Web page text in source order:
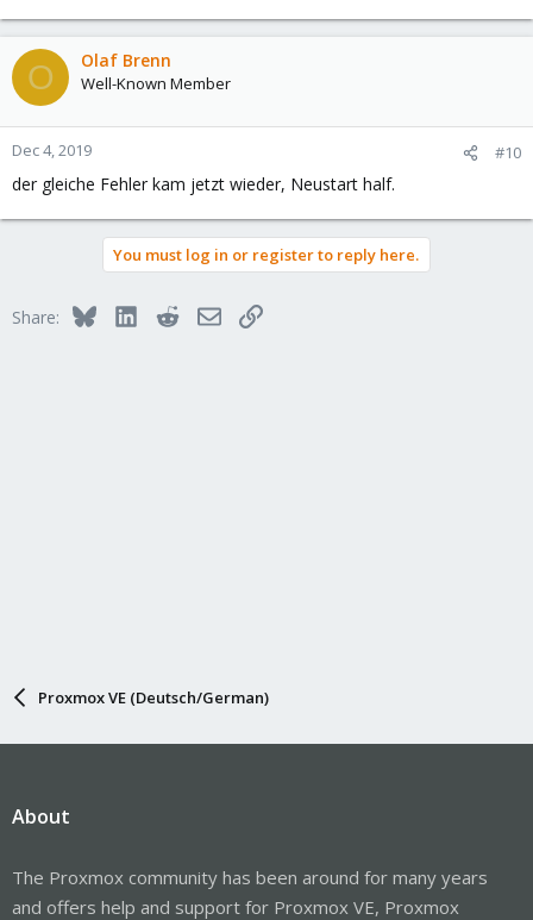
O Olaf Brenn
Well-Known Member
Dec 4, 2019 #10
der gleiche Fehler kam jetzt wieder, Neustart half.
You must log in or register to reply here.
Share: BlueskyLinkedInRedditEmailLink
Proxmox VE (Deutsch/German)
About
The Proxmox community has been around for many years
and offers help and support for Proxmox VE, Proxmox